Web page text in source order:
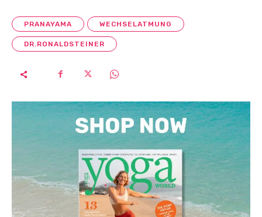
PRANAYAMA WECHSELATMUNG
DR.RONALDSTEINER